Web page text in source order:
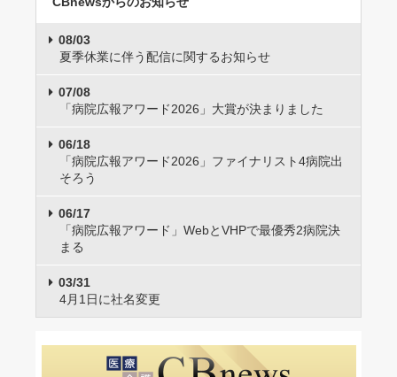
08/03
夏季休業に伴う配信に関するお知らせ
07/08
「病院広報アワード2026」大賞が決まりました
06/18
「病院広報アワード2026」ファイナリスト4病院出
そろう
06/17
「病院広報アワード」WebとVHPで最優秀2病院決
まる
03/31
4月1日に社名変更